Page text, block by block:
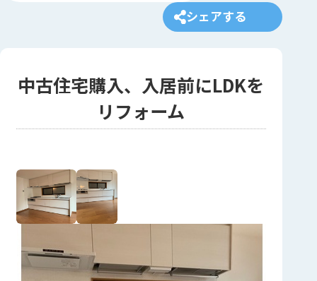
シェアする
中古住宅購入、入居前にLDKを
リフォーム